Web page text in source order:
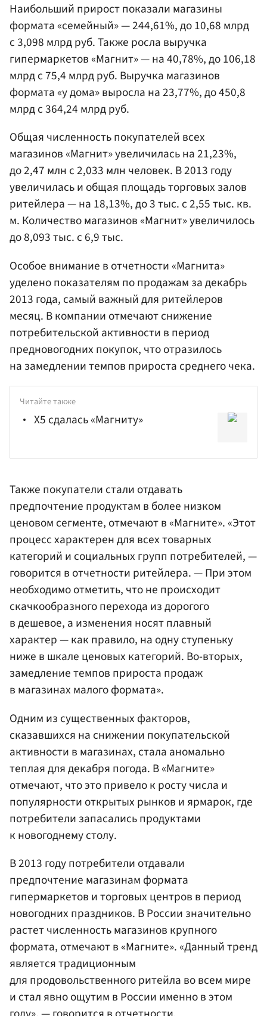
Наибольший прирост показали магазины
формата «семейный» — 244,61%, до 10,68 млрд
с 3,098 млрд руб. Также росла выручка
гипермаркетов «Магнит» — на 40,78%, до 106,18
млрд с 75,4 млрд руб. Выручка магазинов
формата «у дома» выросла на 23,77%, до 450,8
млрд с 364,24 млрд руб.
Общая численность покупателей всех
магазинов «Магнит» увеличилась на 21,23%,
до 2,47 млн с 2,033 млн человек. В 2013 году
увеличилась и общая площадь торговых залов
ритейлера — на 18,13%, до 3 тыс. с 2,55 тыс. кв.
м. Количество магазинов «Магнит» увеличилось
до 8,093 тыс. с 6,9 тыс.
Особое внимание в отчетности «Магнита»
уделено показателям по продажам за декабрь
2013 года, самый важный для ритейлеров
месяц. В компании отмечают снижение
потребительской активности в период
предновогодних покупок, что отразилось
на замедлении темпов прироста среднего чека.
Читайте также
X5 сдалась «Магниту»
Также покупатели стали отдавать
предпочтение продуктам в более низком
ценовом сегменте, отмечают в «Магните». «Этот
процесс характерен для всех товарных
категорий и социальных групп потребителей, —
говорится в отчетности ритейлера. — При этом
необходимо отметить, что не происходит
скачкообразного перехода из дорогого
в дешевое, а изменения носят плавный
характер — как правило, на одну ступеньку
ниже в шкале ценовых категорий. Во-вторых,
замедление темпов прироста продаж
в магазинах малого формата».
Одним из существенных факторов,
сказавшихся на снижении покупательской
активности в магазинах, стала аномально
теплая для декабря погода. В «Магните»
отмечают, что это привело к росту числа и
популярности открытых рынков и ярмарок, где
потребители запасались продуктами
к новогоднему столу.
В 2013 году потребители отдавали
предпочтение магазинам формата
гипермаркетов и торговых центров в период
новогодних праздников. В России значительно
растет численность магазинов крупного
формата, отмечают в «Магните». «Данный тренд
является традиционным
для продовольственного ритейла во всем мире
и стал явно ощутим в России именно в этом